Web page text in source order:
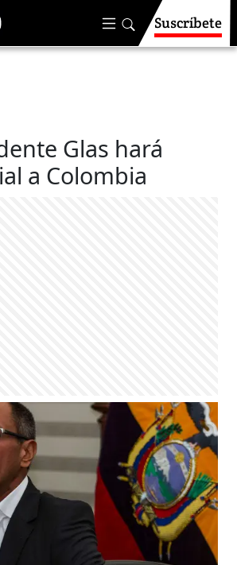
Suscríbete
Glas hará
a Colombia